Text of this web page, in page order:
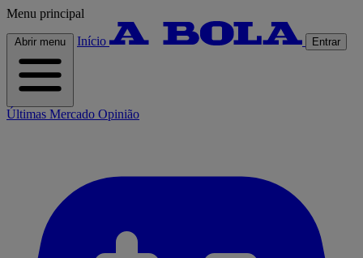
Menu principal
Abrir menu Início Entrar
Últimas Mercado Opinião